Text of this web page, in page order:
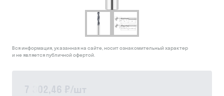
7 302,46 ₽/шт
Вся информация, указанная на сайте, носит ознакомительный характер
и не является публичной офертой.